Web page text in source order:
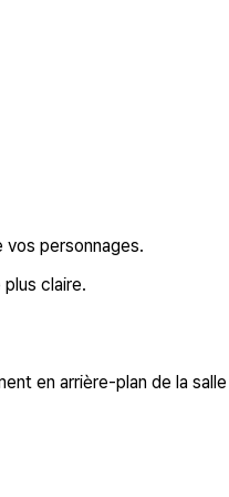
personnages.
claire.
en arrière-plan de la